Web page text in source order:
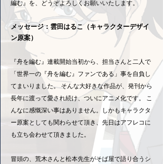
編む』を、どうぞよろしくお願いいたします。
メッセージ：雲田はるこ（キャラクターデザイ
ン原案）
『舟を編む』連載開始当初から、担当さんと二人で
「世界一の『舟を編む』ファンである」事を自負し
てまいりました。 そんな大好きな作品が、発刊から
長年に渡って愛され続け、ついにアニメ化です。 こ
んなに感慨深い事はありません。しかもキャラクタ
ー原案としても関わらせて頂き、先日はアフレコに
も立ち会わせて頂きました。
冒頭の、荒木さんと松本先生がそば屋で語り合うシ